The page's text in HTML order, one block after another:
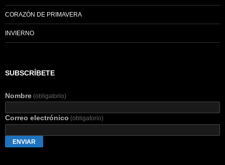
CORAZÓN DE PRIMAVERA
INVIERNO
SUBSCRÍBETE
Nombre (obligatorio)
Correo electrónico (obligatorio)
ENVIAR